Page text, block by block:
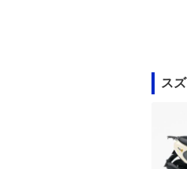
ス